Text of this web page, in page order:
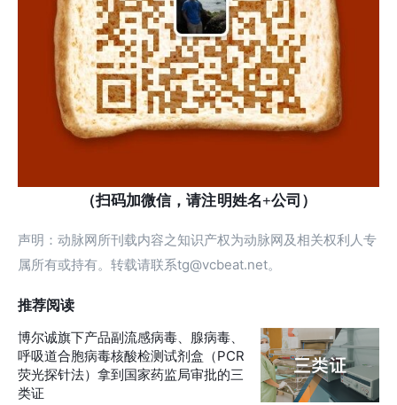
（扫码加微信，请注明姓名+公司）
声明：动脉网所刊载内容之知识产权为动脉网及相关权利人专
属所有或持有。转载请联系tg@vcbeat.net。
推荐阅读
博尔诚旗下产品副流感病毒、腺病毒、
呼吸道合胞病毒核酸检测试剂盒（PCR
荧光探针法）拿到国家药监局审批的三
类证